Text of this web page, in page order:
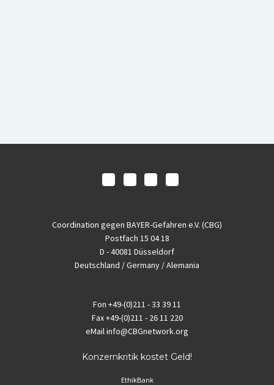
Coordination gegen BAYER-Gefahren e.V. (CBG)
Postfach 15 04 18
D - 40081 Düsseldorf
Deutschland / Germany / Alemania
Fon +49-(0)211 - 33 39 11
Fax+49-(0)211 - 26 11 220
eMailinfo@CBGnetwork.org
Konzernkritik kostet Geld!
EthikBank